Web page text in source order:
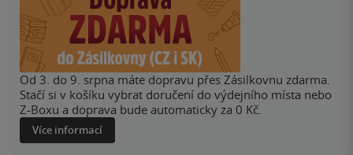
Od 3. do 9. srpna máte dopravu přes Zásilkovnu zdarma.
Stačí si v košíku vybrat doručení do výdejního místa nebo
Z-Boxu a doprava bude automaticky za 0 Kč.
Více informací